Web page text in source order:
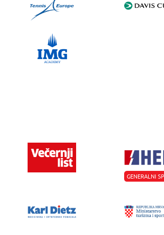
GENERALNI